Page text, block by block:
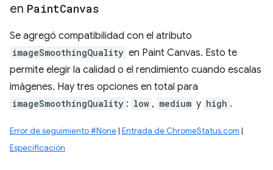
en PaintCanvas
Se agregó compatibilidad con el atributo
imageSmoothingQuality en Paint Canvas. Esto te
permite elegir la calidad o el rendimiento cuando escalas
imágenes. Hay tres opciones en total para
imageSmoothingQuality : low , medium y high .
Error de seguimiento #None| Entrada de ChromeStatus.com |
Especificación